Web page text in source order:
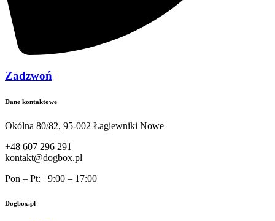
Zadzwoń
Dane kontaktowe
Okólna 80/82, 95-002 Łagiewniki Nowe
+48 607 296 291
kontakt@dogbox.pl
Pon – Pt: 9:00 – 17:00
Dogbox.pl